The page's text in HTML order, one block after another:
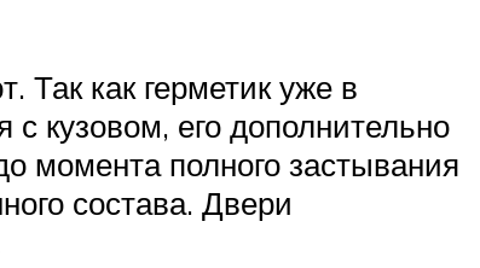
Так как герметик уже в
кузовом, его дополнительно
момента полного застывания
состава. Двери